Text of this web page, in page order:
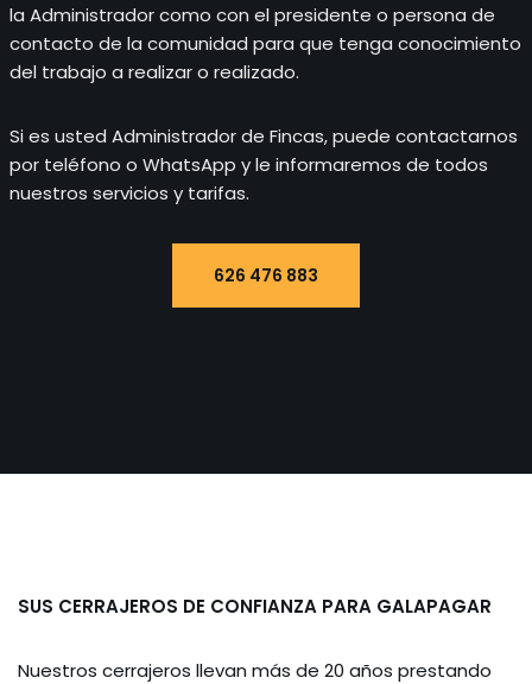
la Administrador como con el presidente o persona de
contacto de la comunidad para que tenga conocimiento
del trabajo a realizar o realizado.
Si es usted Administrador de Fincas, puede contactarnos
por teléfono o WhatsApp y le informaremos de todos
nuestros servicios y tarifas.
626 476 883
SUS CERRAJEROS DE CONFIANZA PARA GALAPAGAR
Nuestros cerrajeros llevan más de 20 años prestando